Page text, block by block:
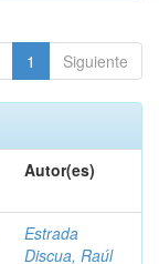
1 Siguiente
Autor(es)
Estrada
Discua, Raúl